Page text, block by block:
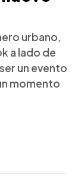
urbano,
a lado de
un evento
momento